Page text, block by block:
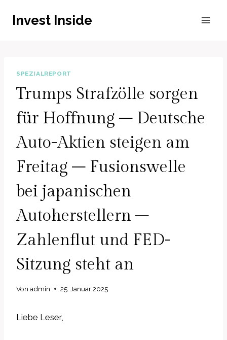
InhaltInvest Inside
SPEZIALREPORT
Trumps Strafzölle sorgen
für Hoffnung – Deutsche
Auto-Aktien steigen am
Freitag – Fusionswelle
bei japanischen
Autoherstellern –
Zahlenflut und FED-
Sitzung steht an
Von admin 25. Januar 2025
Liebe Leser,